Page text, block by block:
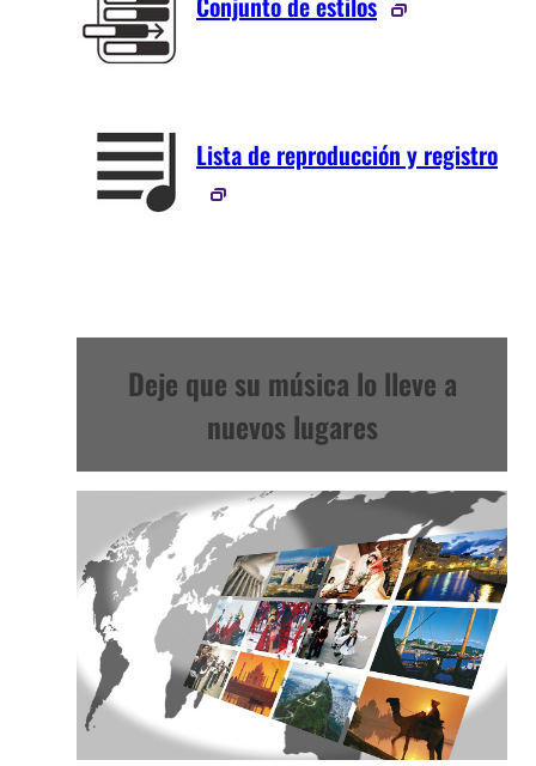
Lista de reproducción y registro
Deje que su música lo lleve a
nuevos lugares